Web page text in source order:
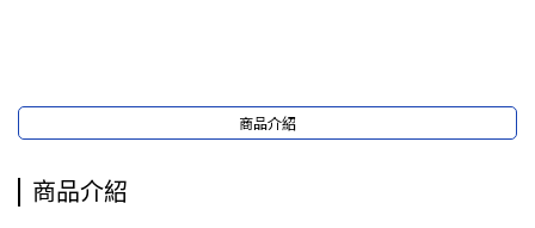
商品介紹
商品介紹